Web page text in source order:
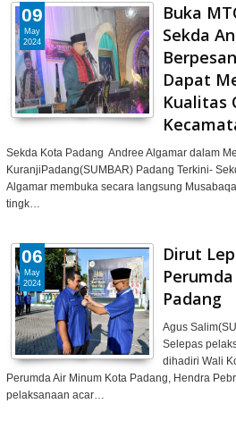
Buka
Sekda
Dapat
Kualitas
Sekda Kota Padang Andree Algamar dalam
KuranjiPadang(SUMBAR) Padang Terkini-
Algamar membuka secara langsung
tingk…
09
May
2024
Dirut
Padang
Agus
Selepas
dihadiri Wali
Perumda Air Minum Kota Padang, Hendra
pelaksanaan acar…
06
May
2024